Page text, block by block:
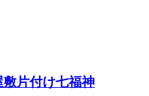
片付け七福神